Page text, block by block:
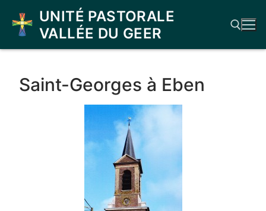
contenu
UNITÉ PASTORALE
VALLÉE DU GEER
Saint-Georges à Eben